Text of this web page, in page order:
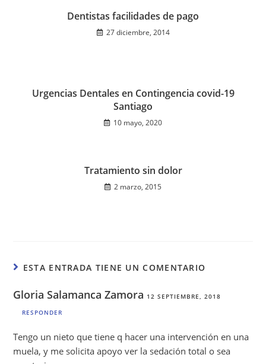
Dentistas facilidades de pago
27 diciembre, 2014
Urgencias Dentales en Contingencia covid-19
Santiago
10 mayo, 2020
Tratamiento sin dolor
2 marzo, 2015
ESTA ENTRADA TIENE UN COMENTARIO
Gloria Salamanca Zamora 12 SEPTIEMBRE, 2018
RESPONDER
Tengo un nieto que tiene q hacer una intervención en una
muela, y me solicita apoyo ver la sedación total o sea